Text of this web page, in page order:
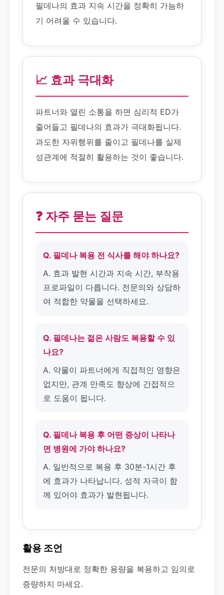
필데나의 효과 지속 시간을 정확히 가늠하
기 어려울 수 있습니다.
📈 효과 극대화
파트너와 열린 소통을 하면 심리적 ED가
줄어들고 필데나의 효과가 극대화됩니다.
과도한 자위행위를 줄이고 필데나를 실제
성관계에 적절히 활용하는 것이 좋습니다.
❓ 자주 묻는 질문
Q. 필데나 복용 전 식사를 해야 하나요?
A. 효과 발현 시간과 지속 시간, 부작용
프로파일이 다릅니다. 전문의와 상담하
여 적합한 약물을 선택하세요.
Q. 필데나는 젊은 사람도 복용할 수 있
나요?
A. 약물이 파트너에게 직접적인 영향은
없지만, 관계 만족도 향상에 간접적으
로 도움이 됩니다.
Q. 필데나 복용 후 어떤 증상이 나타나
면 병원에 가야 하나요?
A. 일반적으로 복용 후 30분-1시간 후
에 효과가 나타납니다. 성적 자극이 함
께 있어야 효과가 발현됩니다.
활용 조언
전문의 처방대로 정확한 용량을 복용하고 임의로
증량하지 마세요.